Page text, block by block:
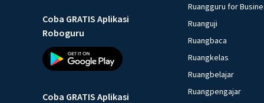
Coba GRATIS Aplikasi
Roboguru
Coba GRATIS Aplikasi
Ruangguru for
Ruanguji
Ruangbaca
Ruangkelas
Ruangbelajar
Ruangpengajar